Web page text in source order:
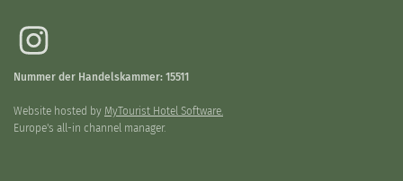
Nummer der Handelskammer: 15511
Website hosted by MyTourist Hotel Software.
Europe's all-in channel manager.